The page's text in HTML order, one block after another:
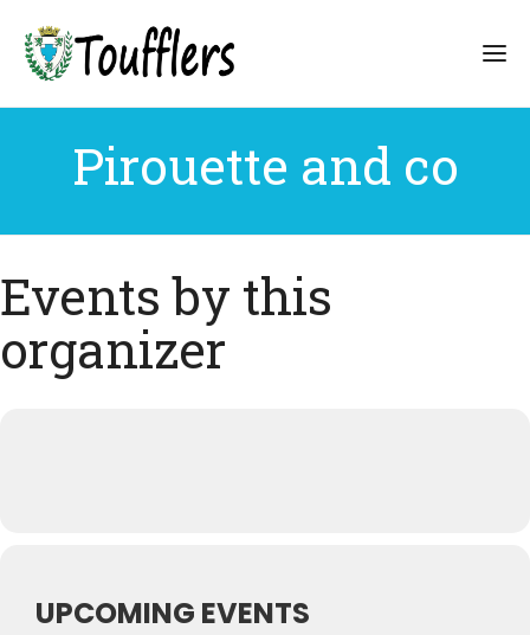
Pirouette and co
Events by this
organizer
UPCOMING EVENTS